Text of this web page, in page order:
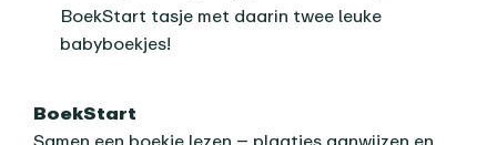
BoekStart tasje met daarin twee leuke
babyboekjes!
BoekStart